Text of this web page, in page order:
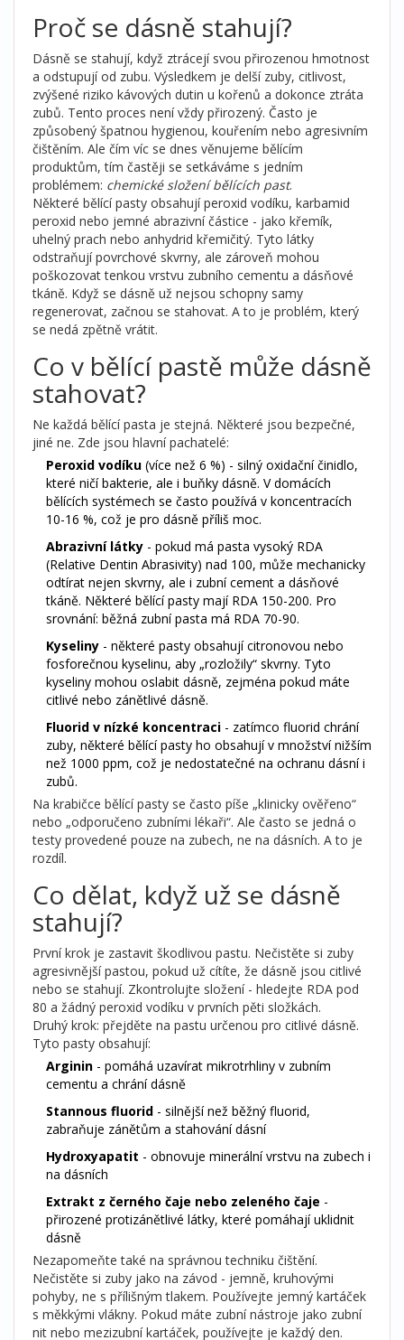
Proč se dásně stahují?
Dásně se stahují, když ztrácejí svou přirozenou hmotnost
a odstupují od zubu. Výsledkem je delší zuby, citlivost,
zvýšené riziko kávových dutin u kořenů a dokonce ztráta
zubů. Tento proces není vždy přirozený. Často je
způsobený špatnou hygienou, kouřením nebo agresivním
čištěním. Ale čím víc se dnes věnujeme bělícím
produktům, tím častěji se setkáváme s jedním
problémem: chemické složení bělících past.
Některé bělící pasty obsahují peroxid vodíku, karbamid
peroxid nebo jemné abrazivní částice - jako křemík,
uhelný prach nebo anhydrid křemičitý. Tyto látky
odstraňují povrchové skvrny, ale zároveň mohou
poškozovat tenkou vrstvu zubního cementu a dásňové
tkáně. Když se dásně už nejsou schopny samy
regenerovat, začnou se stahovat. A to je problém, který
se nedá zpětně vrátit.
Co v bělící pastě může dásně
stahovat?
Ne každá bělící pasta je stejná. Některé jsou bezpečné,
jiné ne. Zde jsou hlavní pachatelé:
Peroxid vodíku (více než 6 %) - silný oxidační činidlo,
které ničí bakterie, ale i buňky dásně. V domácích
bělících systémech se často používá v koncentracích
10-16 %, což je pro dásně příliš moc.
Abrazivní látky - pokud má pasta vysoký RDA
(Relative Dentin Abrasivity) nad 100, může mechanicky
odtírat nejen skvrny, ale i zubní cement a dásňové
tkáně. Některé bělící pasty mají RDA 150-200. Pro
srovnání: běžná zubní pasta má RDA 70-90.
Kyseliny - některé pasty obsahují citronovou nebo
fosforečnou kyselinu, aby „rozložily“ skvrny. Tyto
kyseliny mohou oslabit dásně, zejména pokud máte
citlivé nebo zánětlivé dásně.
Fluorid v nízké koncentraci - zatímco fluorid chrání
zuby, některé bělící pasty ho obsahují v množství nižším
než 1000 ppm, což je nedostatečné na ochranu dásní i
zubů.
Na krabičce bělící pasty se často píše „klinicky ověřeno“
nebo „odporučeno zubními lékaři“. Ale často se jedná o
testy provedené pouze na zubech, ne na dásních. A to je
rozdíl.
Co dělat, když už se dásně
stahují?
První krok je zastavit škodlivou pastu. Nečistěte si zuby
agresivnější pastou, pokud už cítíte, že dásně jsou citlivé
nebo se stahují. Zkontrolujte složení - hledejte RDA pod
80 a žádný peroxid vodíku v prvních pěti složkách.
Druhý krok: přejděte na pastu určenou pro citlivé dásně.
Tyto pasty obsahují:
Arginin - pomáhá uzavírat mikrotrhliny v zubním
cementu a chrání dásně
Stannous fluorid - silnější než běžný fluorid,
zabraňuje zánětům a stahování dásní
Hydroxyapatit - obnovuje minerální vrstvu na zubech i
na dásních
Extrakt z černého čaje nebo zeleného čaje -
přirozené protizánětlivé látky, které pomáhají uklidnit
dásně
Nezapomeňte také na správnou techniku čištění.
Nečistěte si zuby jako na závod - jemně, kruhovými
pohyby, ne s přílišným tlakem. Používejte jemný kartáček
s měkkými vlákny. Pokud máte zubní nástroje jako zubní
nit nebo mezizubní kartáček, používejte je každý den.